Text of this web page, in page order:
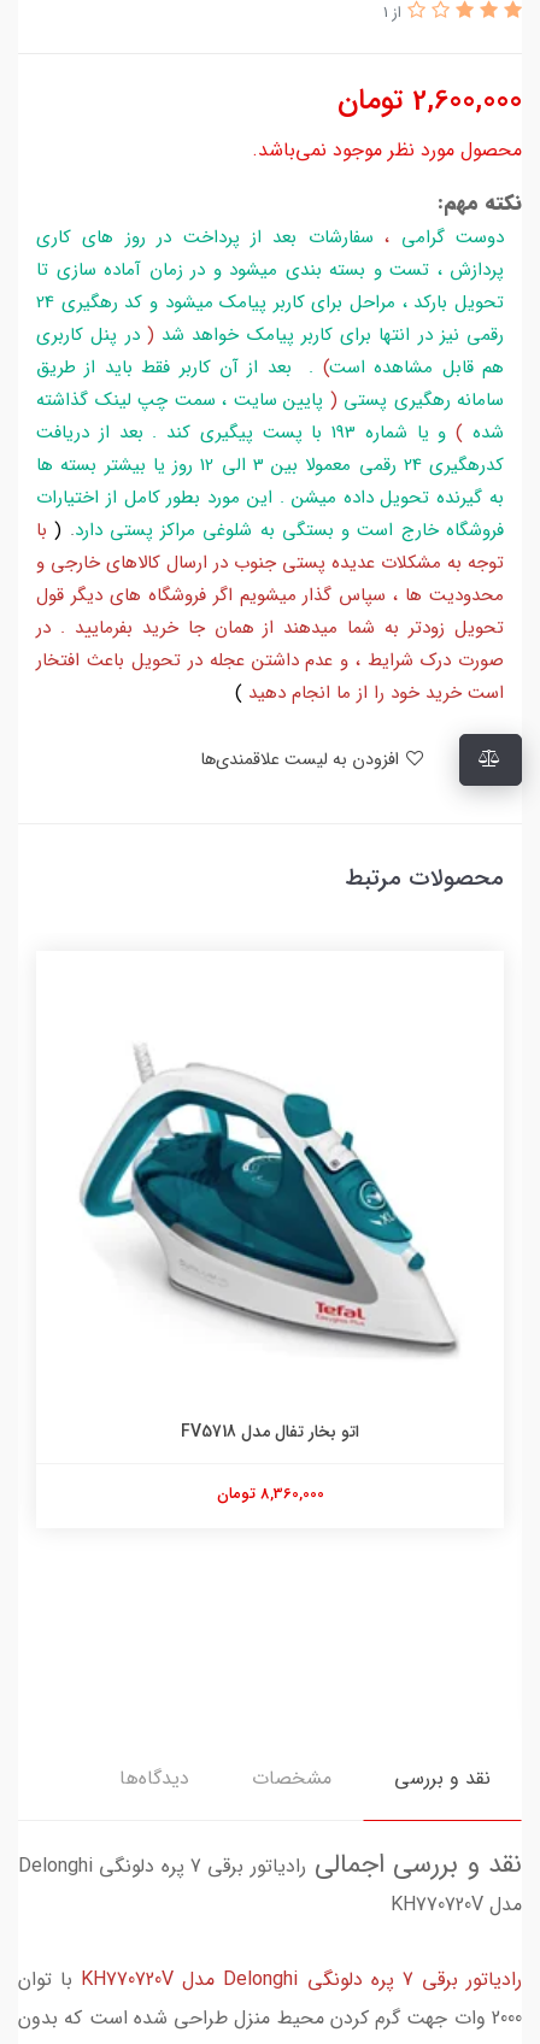
از 1
2,600,000 تومان
محصول مورد نظر موجود نمی‌باشد.
نکته مهم:
دوست گرامی ،سفارشات بعد از پرداخت در روز های کاری
پردازش ، تست و بسته بندی میشود و در زمان آماده سازی تا
تحویل بارکد ، مراحل برای کاربر پیامک میشود و کد رهگیری 24
رقمی نیز در انتها برای کاربر پیامک خواهد شد ( در پنل کاربری
هم قابل مشاهده است) . بعد از آن کاربر فقط باید از طریق
سامانه رهگیری پستی ( پایین سایت ، سمت چپ لینک گذاشته
شده )
و یا شماره 193 با پست پیگیری کند . بعد از دریافت
کدرهگیری 24 رقمی معمولا بین 3 الی 12 روز یا بیشتر بسته ها
به گیرنده تحویل داده میشن . این مورد بطور کامل از اختیارات
فروشگاه خارج است و بستگی به شلوغی مراکز پستی دارد.
(با
توجه به مشکلات عدیده پستی جنوب در ارسال کالاهای خارجی و
محدودیت ها ، سپاس گذار میشویم اگر فروشگاه های دیگر قول
تحویل زودتر به شما میدهند از همان جا خرید بفرمایید . در
صورت درک شرایط ، و عدم داشتن عجله در تحویل باعث افتخار
است خرید خود را از ما انجام دهید )
محصولات مرتبط
اتو بخار تفال مدل FV5718
8,360,000 تومان
نقد و بررسی مشخصات دیدگاه‌ها
نقد و بررسی اجمالی
رادیاتور برقی 7 پره دلونگی Delonghi
مدل KH770720V
رادیاتور برقی 7 پره دلونگی Delonghi مدل KH770720V
با توان
2000 وات جهت گرم کردن محیط منزل طراحی شده است که بدون